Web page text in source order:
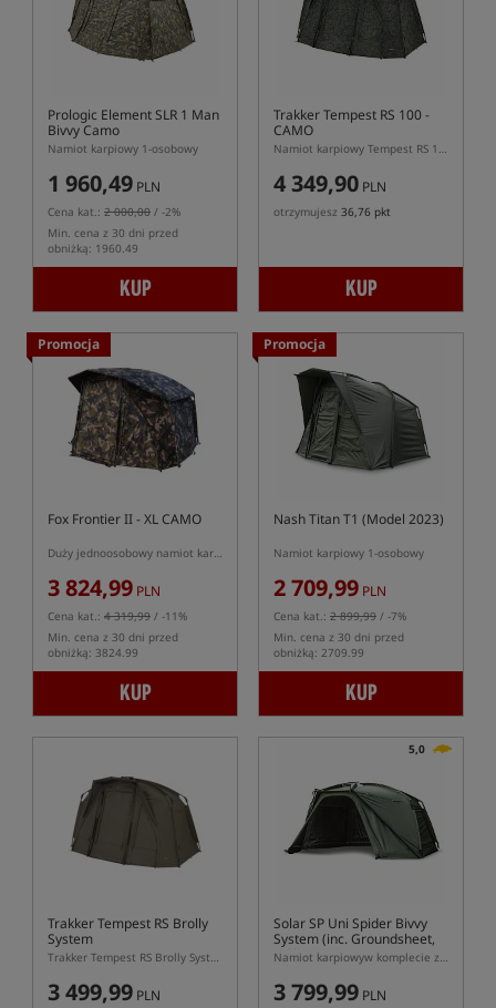
Prologic Element SLR 1 Man
Bivvy Camo
Namiot karpiowy 1-osobowy
1 960,49 PLN
Cena kat.: 2 000,00 / -2%
Min. cena z 30 dni przed
obniżką: 1960.49
KUP
Trakker Tempest RS 100 -
CAMO
Namiot karpiowy Tempest RS 100 w kolorze kamuflażu
4 349,90 PLN
otrzymujesz 36,76 pkt
KUP
Promocja
Fox Frontier II - XL CAMO
Duży jednoosobowy namiot karpiowy w kolorze kamuflażu
3 824,99 PLN
Cena kat.: 4 319,99 / -11%
Min. cena z 30 dni przed
obniżką: 3824.99
KUP
Promocja
Nash Titan T1 (Model 2023)
Namiot karpiowy 1-osobowy
2 709,99 PLN
Cena kat.: 2 899,99 / -7%
Min. cena z 30 dni przed
obniżką: 2709.99
KUP
Trakker Tempest RS Brolly
System
Trakker Tempest RS Brolly System – kompoletny namiot brolly z podłogą i panelem przednim
3 499,99 PLN
5,0
Solar SP Uni Spider Bivvy
System (inc. Groundsheet,
Infill Panel)
Namiot karpiowyw komplecie z panelem przednim i podłogą
3 799,99 PLN